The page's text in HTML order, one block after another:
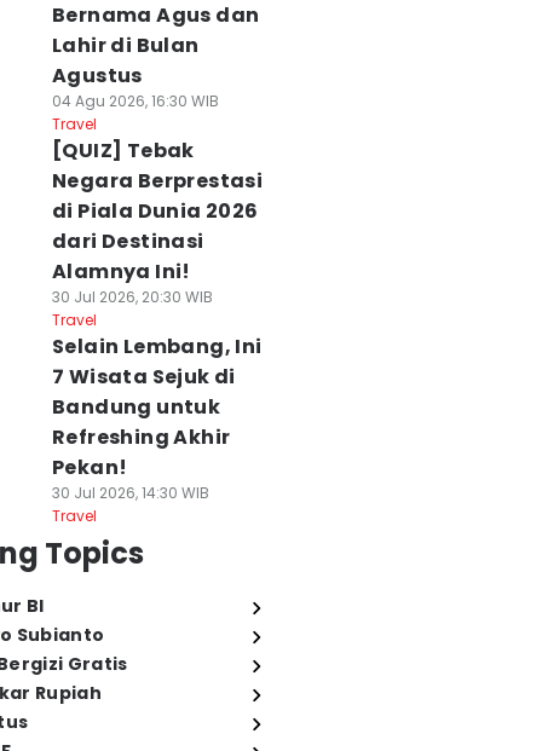
Bernama Agus dan
Lahir di Bulan
Agustus
04 Agu 2026, 16:30 WIB
Travel
[QUIZ] Tebak
Negara Berprestasi
di Piala Dunia 2026
dari Destinasi
Alamnya Ini!
30 Jul 2026, 20:30 WIB
Travel
Selain Lembang, Ini
7 Wisata Sejuk di
Bandung untuk
Refreshing Akhir
Pekan!
30 Jul 2026, 14:30 WIB
Travel
Topics
BI
Subianto
Gratis
Rupiah